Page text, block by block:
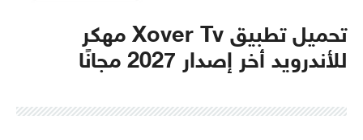
تحميل تطبيق Xover Tv مهكر
للأندرويد أخر إصدار 2027 مجانًا